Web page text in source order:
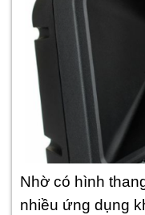
Nhờ có hình
nhiều ứng dụng